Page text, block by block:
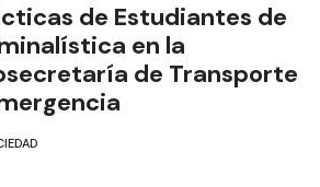
de Estudiantes de
en la
de Transporte